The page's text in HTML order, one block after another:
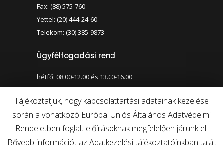
Fax: (88) 575-760
Yettel: (20) 444-24-60
Telekom: (30) 385-9873
Ügyfélfogadási rend
hétfő: 08.00-12.00 és 13.00-16.00
szerda: 08.00-12.00 és 13.00-17.00
Nagy kontraszt váltása
Betűméret váltása
Tájékoztatjuk, hogy kapcsolattartási adatainak kezelése
során a vonatkozó Európai Uniós Általános Adatvédelmi
Rendeletben foglalt előírásoknak megfelelően járunk el.
Bővebb információt az Adatkezelési tájékoztatóinkban talál.